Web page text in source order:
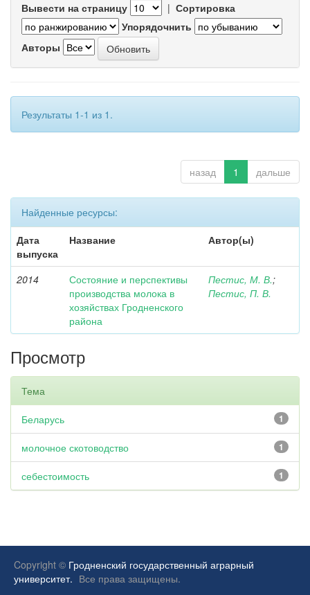
Вывести на страницу | Сортировка
Упорядочнить
Авторы
Результаты 1-1 из 1.
назад 1 дальше
Найденные ресурсы:
Дата
выпуска
Название Автор(ы)
2014
Состояние и перспективы
производства молока в
хозяйствах Гродненского
района
Пестис, М. В.;
Пестис, П. В.
Просмотр
Тема
1
Беларусь
1
молочное скотоводство
1
себестоимость
Copyright © Гродненский государственный аграрный
университет. Все права защищены.